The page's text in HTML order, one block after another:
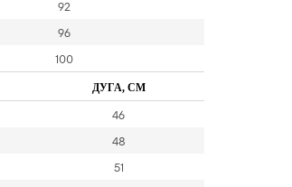
92
96
100
ДУГА, СМ
46
48
51